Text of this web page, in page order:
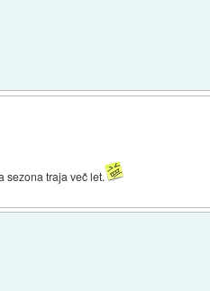
sezona traja več let.